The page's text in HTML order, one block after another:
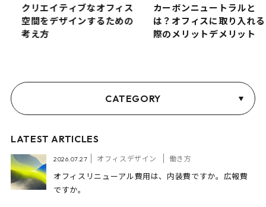
クリエイティブなオフィス
空間をデザインするための
考え方
カーボンニュートラルと
は？オフィスに取り入れる
際のメリットデメリット
CATEGORY
LATEST ARTICLES
2026.07.27 オフィスデザイン 働き方
オフィスリニューアル費用は、内装費ですか。広報費
ですか。